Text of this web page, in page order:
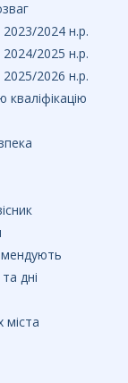
2023/2024 н.р.
2024/2025 н.р.
2025/2026 н.р.
дні
міста